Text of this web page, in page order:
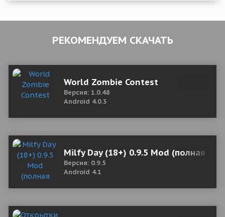
РЕКОМЕНДУЕМ СКАЧАТЬ
World Zombie Contest
Версия: 1.0.48
Android 4.0.3
Milfy Day (18+) 0.9.5 Mod (полная
Версия: 0.9.5
Android 4.1